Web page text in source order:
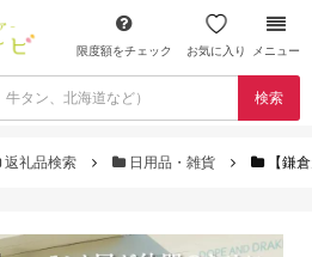
限度額をチェック お気に入り メニュー
検索
返礼品検索 日用品・雑貨 【鎌